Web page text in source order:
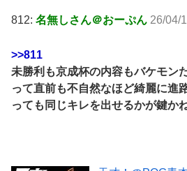
812: 名無しさん＠おーぷん 26/04/
>>811
未勝利も京成杯の内容もバケモン
って直前も不自然なほど綺麗に進
っても同じキレを出せるかが鍵か